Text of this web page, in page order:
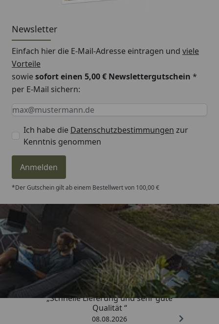
Newsletter
Einfach hier die E-Mail-Adresse eintragen und viele
Vorteile
sowiesofort einen 5,00 € Newslettergutschein *
per E-Mail sichern:
Keine Eingabe erforderlich
Eingabe erforderlich
E-Mail *
Ich habe die Datenschutzbestimmungen zur
Kenntnis genommen
Anmelden
*Der Gutschein gilt ab einem Bestellwert von 100,00 €
Trusted Shops
4,81/ 5
„Schnelle Lieferung und sehr gute
Qualität “
08.08.2026